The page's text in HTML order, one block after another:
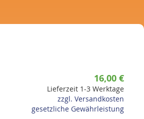
16,00 €
Lieferzeit 1-3 Werktage
zzgl. Versandkosten
gesetzliche Gewährleistung